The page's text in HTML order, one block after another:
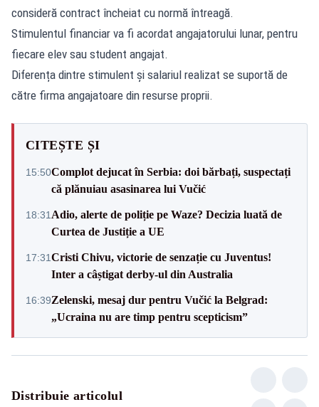
consideră contract încheiat cu normă întreagă.
Stimulentul financiar va fi acordat angajatorului lunar, pentru
fiecare elev sau student angajat.
Diferența dintre stimulent și salariul realizat se suportă de
către firma angajatoare din resurse proprii.
CITEȘTE ȘI
15:50Complot dejucat în Serbia: doi bărbați, suspectați
că plănuiau asasinarea lui Vučić
18:31 Adio, alerte de poliție pe Waze? Decizia luată de
Curtea de Justiție a UE
17:31Cristi Chivu, victorie de senzație cu Juventus!
Inter a câștigat derby-ul din Australia
16:39Zelenski, mesaj dur pentru Vučić la Belgrad:
„Ucraina nu are timp pentru scepticism”
Distribuie articolul